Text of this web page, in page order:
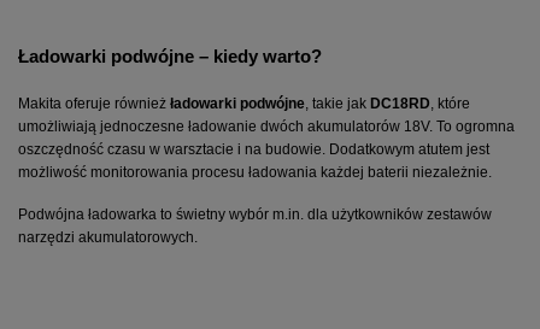
Ładowarki podwójne – kiedy warto?
Makita oferuje również ładowarki podwójne , takie jak DC18RD , które
umożliwiają jednoczesne ładowanie dwóch akumulatorów 18V. To ogromna
oszczędność czasu w warsztacie i na budowie. Dodatkowym atutem jest
możliwość monitorowania procesu ładowania każdej baterii niezależnie.
Podwójna ładowarka to świetny wybór m.in. dla użytkowników zestawów
narzędzi akumulatorowych.